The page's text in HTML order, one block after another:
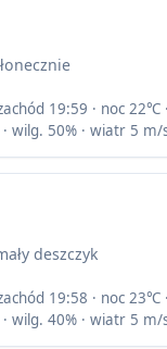
19:59 · noc 22℃
wilg. 50% · wiatr 5 m/
deszczyk
19:58 · noc 23℃
wilg. 40% · wiatr 5 m/